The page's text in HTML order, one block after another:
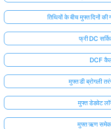
तिथियों के बीच मुफ्त दिनों
फ्री DC
DCF
मुफ्त डी ब्रोगली
मुफ्त डेडवेट
मुफ्त ऋण